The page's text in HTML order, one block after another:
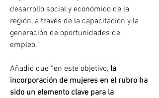
desarrollo social y económico de la
región, a través de la capacitación y la
generación de oportunidades de
empleo.”
Añadió que “en este objetivo, la
incorporación de mujeres en el rubro ha
sido un elemento clave para la